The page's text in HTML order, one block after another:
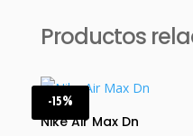
Productos
-15%
Nike Air Max Dn